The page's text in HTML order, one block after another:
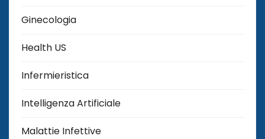
Ginecologia
Health US
Infermieristica
Intelligenza Artificiale
Malattie Infettive